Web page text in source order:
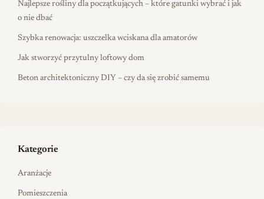
Najlepsze rośliny dla początkujących – które gatunki wybrać i jak
o nie dbać
Szybka renowacja: uszczelka wciskana dla amatorów
Jak stworzyć przytulny loftowy dom
Beton architektoniczny DIY – czy da się zrobić samemu
Kategorie
Aranżacje
Pomieszczenia